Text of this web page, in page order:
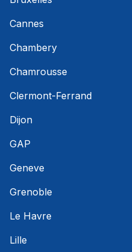
Cannes
Chambery
Chamrousse
Clermont-Ferrand
Dijon
GAP
Geneve
Grenoble
Le Havre
Lille